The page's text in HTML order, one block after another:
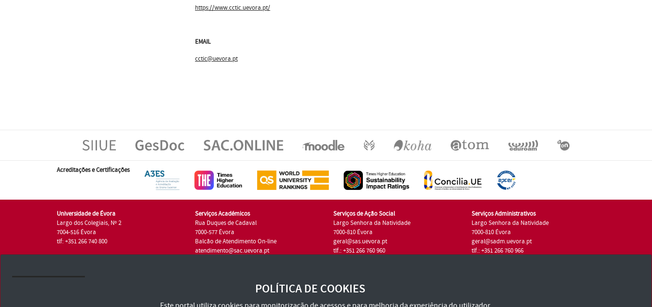
https://www.cctic.uevora.pt/
EMAIL
cctic@uevora.pt
Acreditações e Certificações
Universidade de Évora
Largo dos Colegiais, Nº 2
7004-516 Évora
tlf: +351 266 740 800
Serviços Académicos
Rua Duques de Cadaval
7000-577 Évora
Balcão de Atendimento On-line
atendimento@sac.uevora.pt
Serviços de Ação Social
Largo Senhora da Natividade
7000-810 Évora
geral@sas.uevora.pt
tlf.: +351 266 760 960
Serviços Administrativos
Largo Senhora da Natividade
7000-810 Évora
geral@sadm.uevora.pt
tlf.: +351 266 760 966
POLÍTICA DE COOKIES